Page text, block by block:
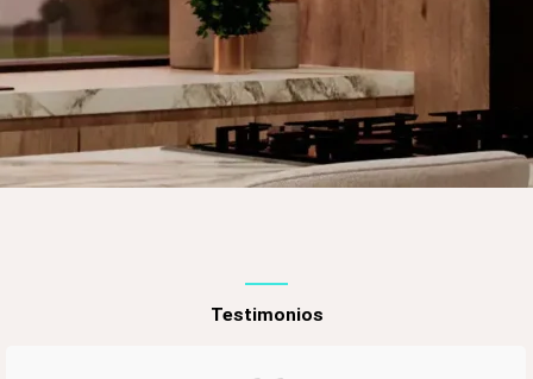
Testimonios